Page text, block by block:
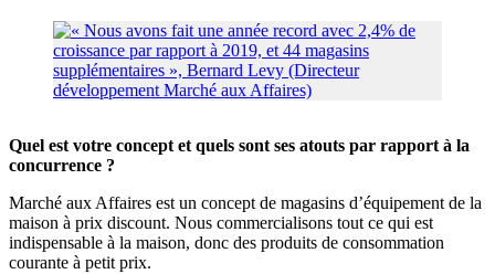
Quel est votre concept et quels sont ses atouts par rapport à la
concurrence ?
Marché aux Affaires est un concept de magasins d’équipement de la
maison à prix discount. Nous commercialisons tout ce qui est
indispensable à la maison, donc des produits de consommation
courante à petit prix.